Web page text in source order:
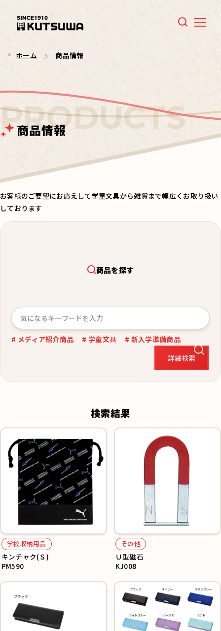
Menu
ホーム 商品情報
商品情報
お客様のご要望にお応えして学童文具から雑貨まで幅広くお取り扱い
しております
商品を探す
詳細検索
# メディア紹介商品 # 学童文具 # 新入学準備商品
検索結果
学校収納用品
キンチャク(Ｓ)
PM590
その他
Ｕ型磁石
KJ008